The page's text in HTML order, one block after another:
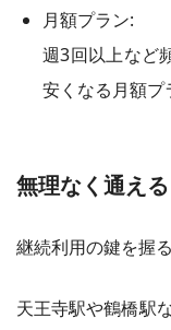
月額プラン:
週3回以上など
安くなる月額プ
無理なく通え
継続利用の鍵を握
天王寺駅や鶴橋駅